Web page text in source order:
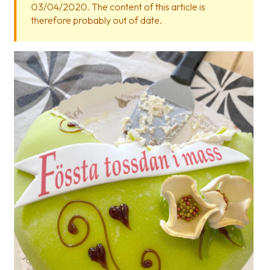
What
Help?
FAQ
Glossary
Packing
Shipping
documents
Printer
settings
Customs
declarations
03/04/2020. The content of this article is
therefore probably out of date.